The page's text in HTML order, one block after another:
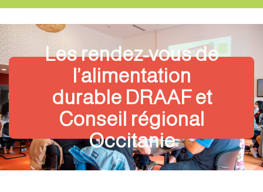
Les rendez-vous de
l’alimentation
durable DRAAF et
Conseil régional
Occitanie